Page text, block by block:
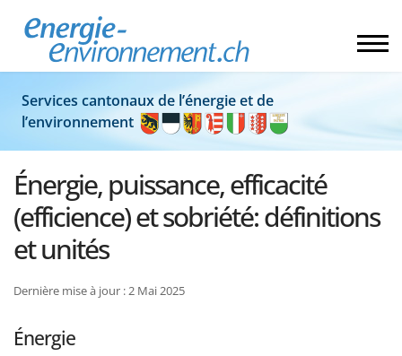
Services cantonaux de l’énergie et de
l’environnement
Énergie, puissance, efficacité
(efficience) et sobriété: définitions
et unités
Dernière mise à jour : 2 Mai 2025
Énergie